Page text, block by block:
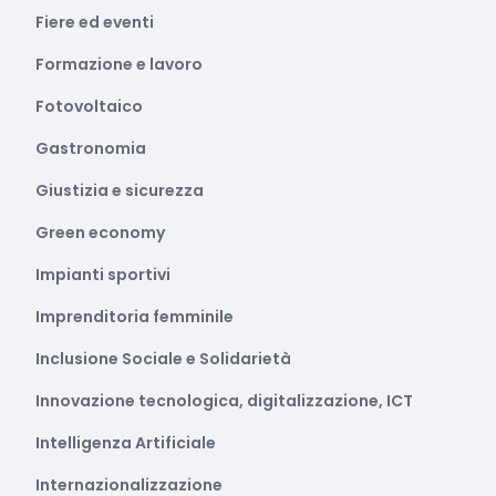
Fiere ed eventi
Formazione e lavoro
Fotovoltaico
Gastronomia
Giustizia e sicurezza
Green economy
Impianti sportivi
Imprenditoria femminile
Inclusione Sociale e Solidarietà
Innovazione tecnologica, digitalizzazione, ICT
Intelligenza Artificiale
Internazionalizzazione